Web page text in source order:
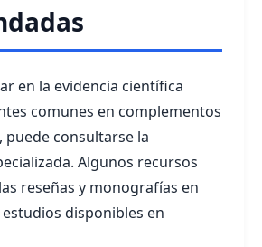
en la evidencia científica
comunes en complementos
consultarse la
Algunos recursos
reseñas y monografías en
estudios disponibles en